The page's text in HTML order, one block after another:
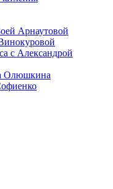
Арнаутовой
с Александрой
Олюшкина